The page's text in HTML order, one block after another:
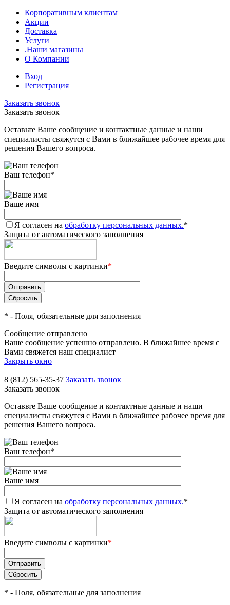
Корпоративным клиентам
Акции
Доставка
Услуги
.Наши магазины
О Компании
Вход
Регистрация
Заказать звонок
Заказать звонок
Оставьте Ваше сообщение и контактные данные и наши
специалисты свяжутся с Вами в ближайшее рабочее время для
решения Вашего вопроса.
Ваш телефон*
Ваше имя
Я согласен на обработку персональных данных.*
Защита от автоматического заполнения
Введите символы с картинки*
* - Поля, обязательные для заполнения
Сообщение отправлено
Ваше сообщение успешно отправлено. В ближайшее время с
Вами свяжется наш специалист
Закрыть окно
8 (812) 565-35-37 Заказать звонок
Заказать звонок
Оставьте Ваше сообщение и контактные данные и наши
специалисты свяжутся с Вами в ближайшее рабочее время для
решения Вашего вопроса.
Ваш телефон*
Ваше имя
Я согласен на обработку персональных данных.*
Защита от автоматического заполнения
Введите символы с картинки*
* - Поля, обязательные для заполнения